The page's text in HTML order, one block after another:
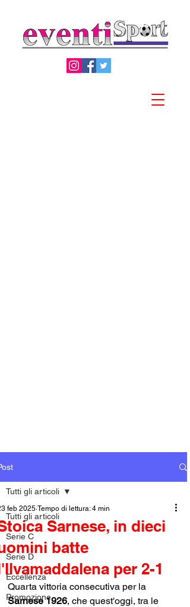
Tutti gli articoli
Serie C
Serie D
Eccellenza
Promozione
Tutti gli articoli
Sarnese, in dieci
batte
per 2-1
feb 2025 Tempo di lettura: 4 min
Quarta vittoria consecutiva per la
Sarnese 1926, che quest'oggi, tra le